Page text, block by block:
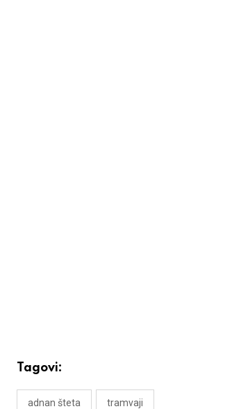
Tagovi:
adnan šteta tramvaji